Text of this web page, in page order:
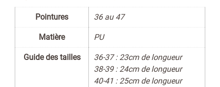
Pointures 36 au 47
Matière PU
Guide des tailles
36-37 : 23cm de longueur
38-39 : 24cm de longueur
40-41 : 25cm de longueur